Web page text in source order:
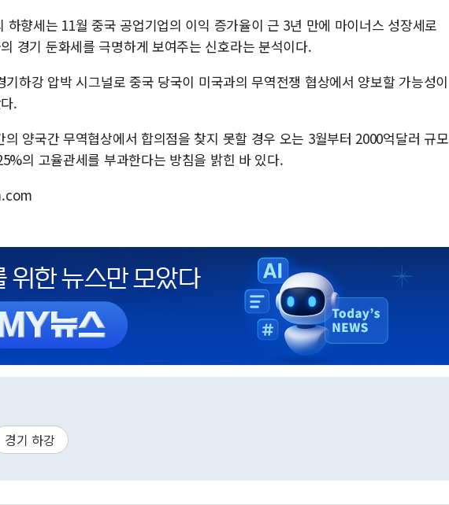
하향세는 11월 중국 공업기업의 이익 증가율이 근 3년 만에 마이너스 성장세로
경기 둔화세를 극명하게 보여주는 신호라는 분석이다.
하강 압박 시그널로 중국 당국이 미국과의 무역전쟁 협상에서 양보할 가능성이
.
양국간 무역협상에서 합의점을 찾지 못할 경우 오는 3월부터 2000억달러 규모
의 고율관세를 부과한다는 방침을 밝힌 바 있다.
경기 하강